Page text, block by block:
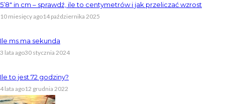
5’8″ in cm – sprawdź, ile to centymetrów i jak przeliczać wzrost
10 miesięcy ago14 października 2025
Ile ms ma sekunda
3 lata ago30 stycznia 2024
Ile to jest 72 godziny?
4 lata ago12 grudnia 2022